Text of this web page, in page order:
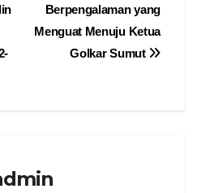
Berpengalaman yang
Menguat Menuju Ketua
Golkar Sumut